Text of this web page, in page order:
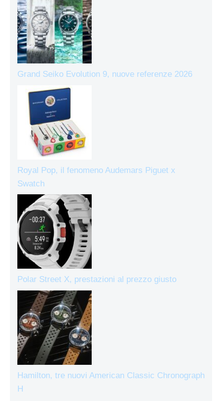
Grand Seiko Evolution 9, nuove referenze 2026
Royal Pop, il fenomeno Audemars Piguet x
Swatch
Polar Street X, prestazioni al prezzo giusto
Hamilton, tre nuovi American Classic Chronograph
H